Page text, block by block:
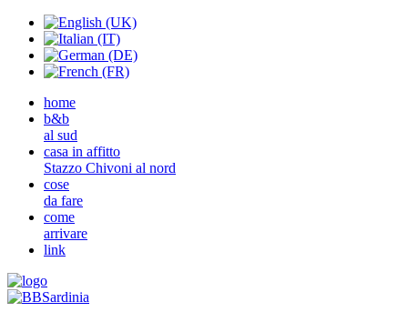
home
b&b
al sud
casa in affitto
Stazzo Chivoni al nord
cose
da fare
come
arrivare
link